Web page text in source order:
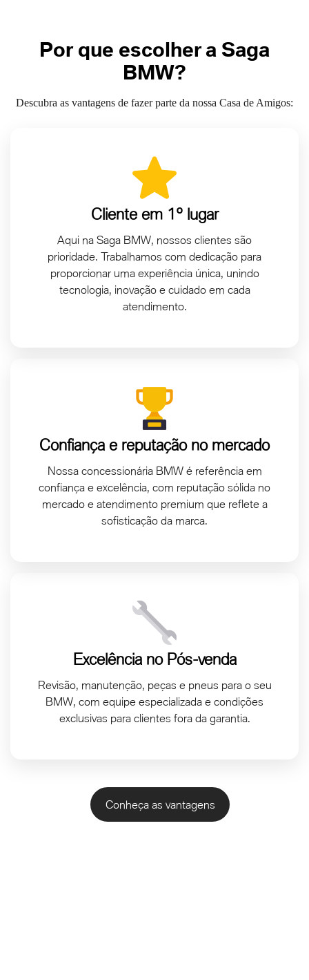
Por que escolher a Saga
BMW?
Descubra as vantagens de fazer parte da nossa Casa de Amigos:
Cliente em 1º lugar
Aqui na Saga BMW, nossos clientes são
prioridade. Trabalhamos com dedicação para
proporcionar uma experiência única, unindo
tecnologia, inovação e cuidado em cada
atendimento.
Confiança e reputação no mercado
Nossa concessionária BMW é referência em
confiança e excelência, com reputação sólida no
mercado e atendimento premium que reflete a
sofisticação da marca.
Excelência no Pós-venda
Revisão, manutenção, peças e pneus para o seu
BMW, com equipe especializada e condições
exclusivas para clientes fora da garantia.
Conheça as vantagens